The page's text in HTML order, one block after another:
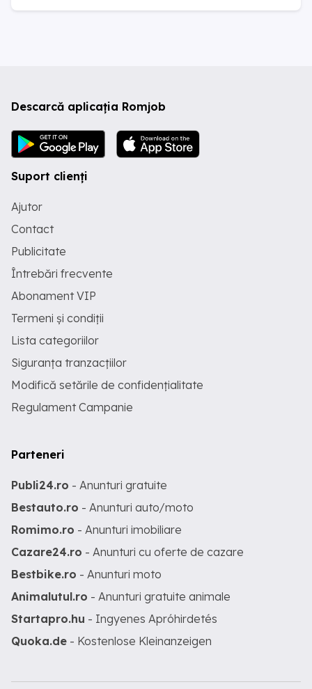
Descarcă aplicația Romjob
Suport clienți
Ajutor
Contact
Publicitate
Întrebări frecvente
Abonament VIP
Termeni și condiții
Lista categoriilor
Siguranța tranzacțiilor
Modifică setările de confidențialitate
Regulament Campanie
Parteneri
Publi24.ro - Anunturi gratuite
Bestauto.ro - Anunturi auto/moto
Romimo.ro - Anunturi imobiliare
Cazare24.ro - Anunturi cu oferte de cazare
Bestbike.ro - Anunturi moto
Animalutul.ro - Anunturi gratuite animale
Startapro.hu - Ingyenes Apróhirdetés
Quoka.de - Kostenlose Kleinanzeigen